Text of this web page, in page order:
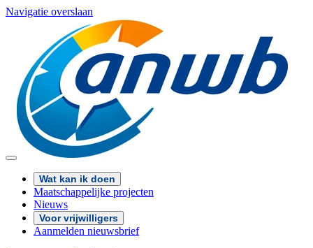
Navigatie overslaan
Wat kan ik doen
Maatschappelijke projecten
Nieuws
Voor vrijwilligers
Aanmelden nieuwsbrief